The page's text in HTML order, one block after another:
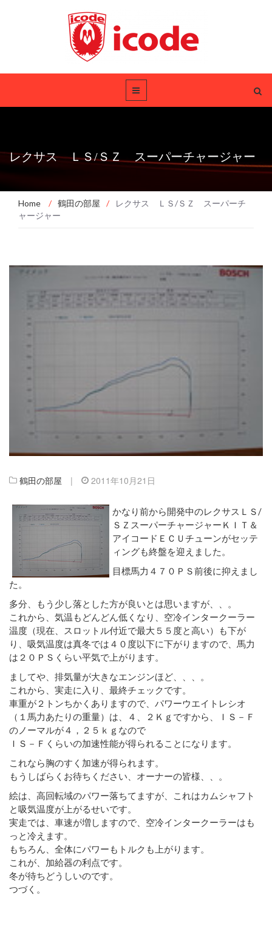
レクサス ＬＳ/ＳＺ スーパーチャージャー
Home / 鶴田の部屋 /
レクサス ＬＳ/ＳＺ スーパーチ
ャージャー
鶴田の部屋 | 2011年10月21日
かなり前から開発中のレクサスＬＳ/
ＳＺスーパーチャージャーＫＩＴ＆
アイコードＥＣＵチューンがセッテ
ィングも終盤を迎えました。
目標馬力４７０ＰＳ前後に抑えまし
た。
多分、もう少し落とした方が良いとは思いますが、、。
これから、気温もどんどん低くなり、空冷インタークーラー
温度（現在、スロットル付近で最大５５度と高い）も下が
り、吸気温度は真冬では４０度以下に下がりますので、馬力
は２０ＰＳくらい平気で上がります。
ましてや、排気量が大きなエンジンほど、、、。
これから、実走に入り、最終チェックです。
車重が２トンちかくありますので、パワーウエイトレシオ
（１馬力あたりの重量）は、４、２Ｋｇですから、ＩＳ－Ｆ
のノーマルが４，２５ｋｇなので
ＩＳ－Ｆくらいの加速性能が得られることになります。
これなら胸のすく加速が得られます。
もうしばらくお待ちください、オーナーの皆様、、。
絵は、高回転域のパワー落ちてますが、これはカムシャフト
と吸気温度が上がるせいです。
実走では、車速が増しますので、空冷インタークーラーはも
っと冷えます。
もちろん、全体にパワーもトルクも上がります。
これが、加給器の利点です。
冬が待ちどうしいのです。
つづく。